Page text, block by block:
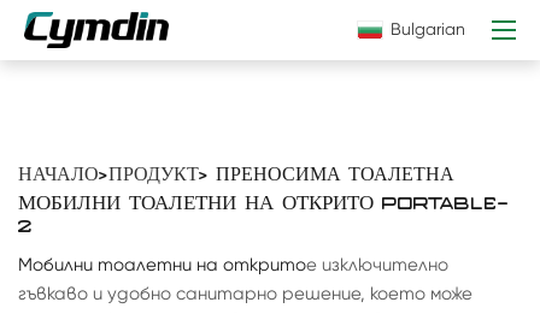
Bulgarian
НАЧАЛО> ПРОДУКТ> ПРЕНОСИМА ТОАЛЕТНА
МОБИЛНИ ТОАЛЕТНИ НА ОТКРИТО PORTABLE-
2
Мобилни тоалетни на откритое изключително
гъвкаво и удобно санитарно решение, което може